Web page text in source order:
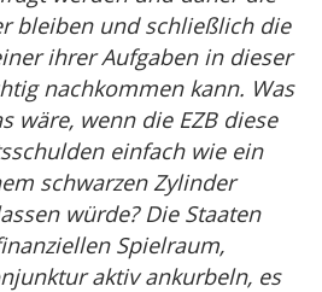
bleiben und schließlich die
ihrer Aufgaben in dieser
nachkommen kann. Was
wäre, wenn die EZB diese
einfach wie ein
schwarzen Zylinder
würde? Die Staaten
Spielraum,
aktiv ankurbeln, es